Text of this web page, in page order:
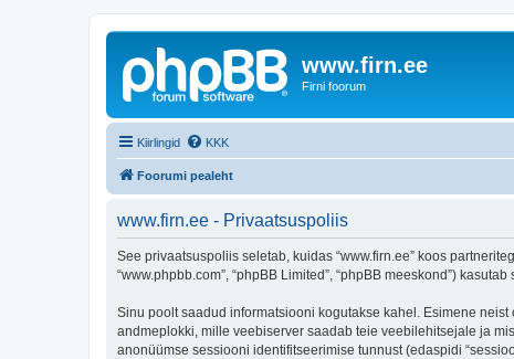
www.firn.ee
Firni foorum
Kiirlingid KKK
Foorumi pealeht
www.firn.ee - Privaatsuspoliis
See privaatsuspoliis seletab, kuidas “www.firn.ee” koos
“www.phpbb.com”, “phpBB Limited”, “phpBB meeskond”)
Sinu poolt saadud informatsiooni kogutakse kahel. Esimene
andmeplokki, mille veebiserver saadab teie veebilehitsejale ja
anonüümse sessiooni identifitseerimise tunnust (edaspidi